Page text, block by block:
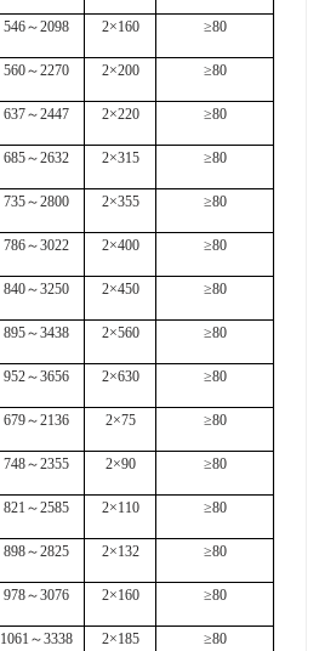
546～2098 2×160 ≥80
560～2270 2×200 ≥80
637～2447 2×220 ≥80
685～2632 2×315 ≥80
735～2800 2×355 ≥80
786～3022 2×400 ≥80
840～3250 2×450 ≥80
895～3438 2×560 ≥80
952～3656 2×630 ≥80
679～2136 2×75 ≥80
748～2355 2×90 ≥80
821 ～2585 2×110 ≥80
898～2825 2×132 ≥80
978～3076 2×160 ≥80
1061 ～3338 2×185 ≥80